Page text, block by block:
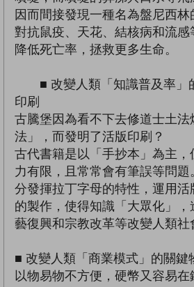
因而間接發現一種名為盤尼西
對抗鼠疫、天花、結核病和流感
降低死亡率，拯救更多生命。
■ 改變人類「知識普及率」
印刷
古騰堡因為看不下去修道士土法
法」，而發明了活版印刷？
古代書籍是以「手抄本」為主，
力有限，且常常會有筆誤等問
分發揮拉丁字母的特性，運用活
的製作，使得知識「大眾化」
藝復興和宗教改革等改變人類社
■ 改變人類「商業模式」的關鍵
以物易物不方便，硬幣又容易